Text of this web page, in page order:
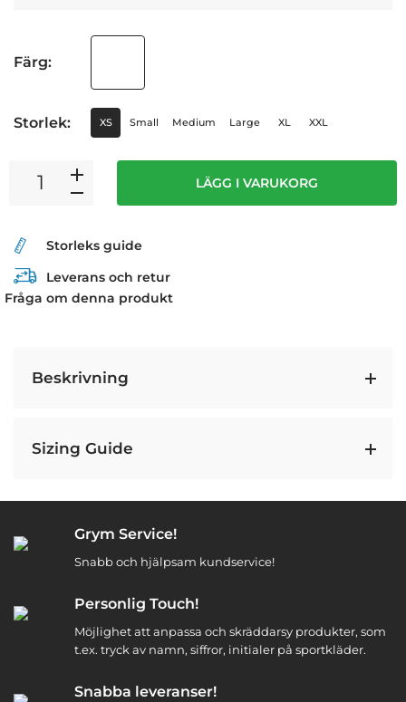
Färg:
Storlek: XS Small Medium Large XL XXL
LÄGG I VARUKORG
Storleks guide
Leverans och retur
Fråga om denna produkt
Beskrivning
Sizing Guide
Grym Service!
Snabb och hjälpsam kundservice!
Personlig Touch!
Möjlighet att anpassa och skräddarsy produkter, som
t.ex. tryck av namn, siffror, initialer på sportkläder.
Snabba leveranser!